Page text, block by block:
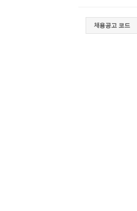
채용공고 코드